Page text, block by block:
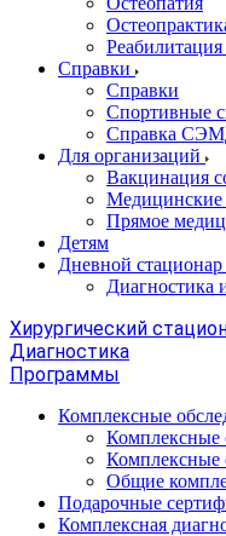
Справки
Справки
Спортивные
Справка
Для организаций
Вакцинация
Медицинские
Прямое
Детям
Дневной стационар
Диагностика
Хирургический
Диагностика
Программы
Комплексные
Комплексные
Комплексные
Общие
Подарочные
Комплексная